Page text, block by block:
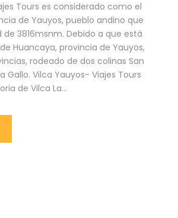
Tours es considerado como el
de Yauyos, pueblo andino que
3816msnm. Debido a que está
Huancaya, provincia de Yauyos,
rodeado de dos colinas San
Gallo. Vilca Yauyos- Viajes Tours
de Vilca La...